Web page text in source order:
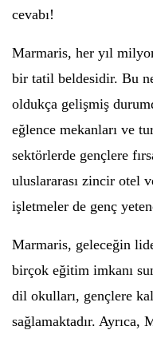
cevabı!
Marmaris, her yıl
bir tatil beldesidir. Bu
oldukça gelişmiş
eğlence mekanları ve
sektörlerde gençlere
uluslararası zincir otel
işletmeler de genç
Marmaris, geleceğin
birçok eğitim imkanı
dil okulları, gençlere
sağlamaktadır. Ayrıca,